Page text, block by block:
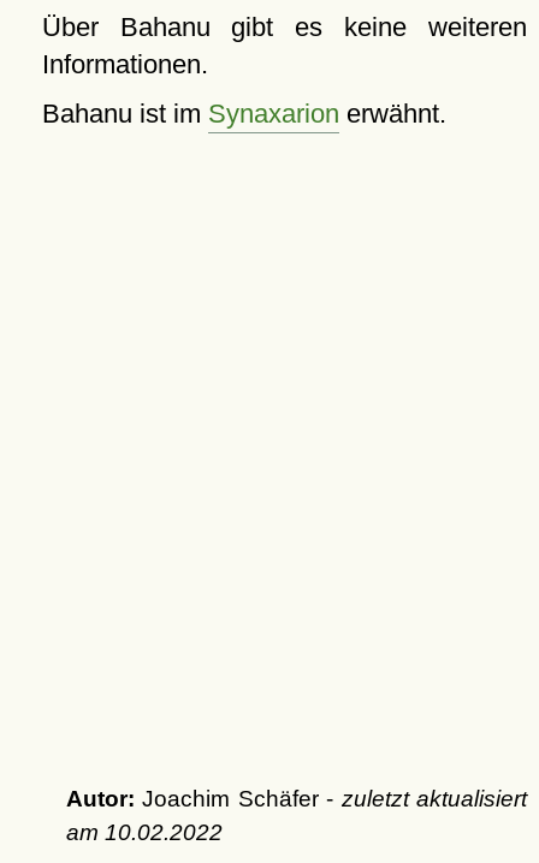
Über Bahanu gibt es keine weiteren
Informationen.
Bahanu ist im Synaxarion erwähnt.
Autor: Joachim Schäfer - zuletzt aktualisiert
am 10.02.2022